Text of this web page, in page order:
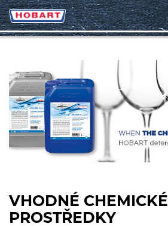
VHODNÉ CHEMICKÉ
PROSTŘEDKY